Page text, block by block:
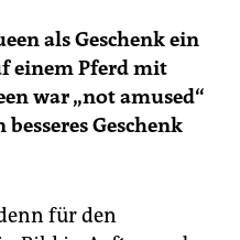
als Geschenk ein
einem Pferd mit
war „not amused“
Geschenk
für den